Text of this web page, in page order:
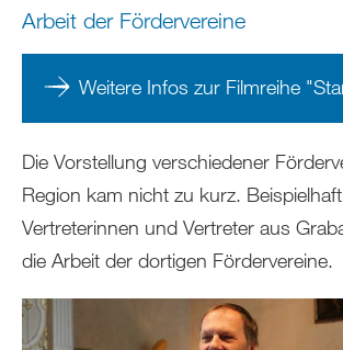
Arbeit der Fördervereine
Weitere Infos zur Filmreihe
Die Vorstellung verschiedener
Region kam nicht zu kurz.
Vertreterinnen und Vertreter aus
die Arbeit der dortigen Fördervereine.